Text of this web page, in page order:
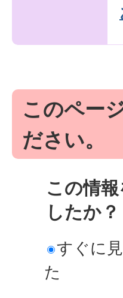
このペー
ださい。
この情
したか？
すぐに
た